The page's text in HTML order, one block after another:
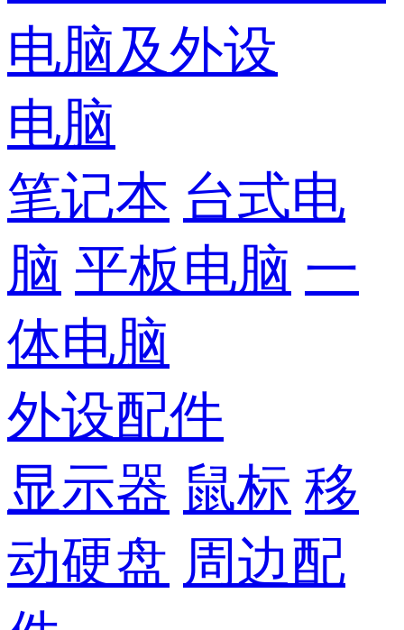
电脑及外设
电脑
笔记本 台式电
脑 平板电脑 一
体电脑
外设配件
显示器 鼠标 移
动硬盘 周边配